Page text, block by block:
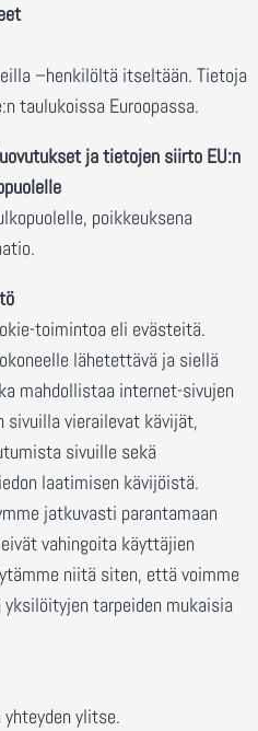
–henkilöltä itseltään. Tietoja
taulukoissa Euroopassa.
ja tietojen siirto EU:n
poikkeuksena
toimintoa eli evästeitä.
lähetettävä ja siellä
mahdollistaa internet-sivujen
sivuilla vierailevat kävijät,
sivuille sekä
laatimisen kävijöistä.
jatkuvasti parantamaan
vahingoita käyttäjien
niitä siten, että voimme
tarpeiden mukaisia
ylitse.